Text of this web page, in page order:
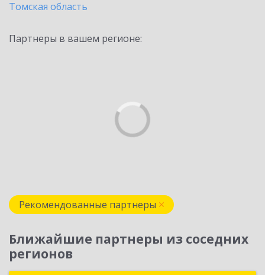
Томская область
Партнеры в вашем регионе:
Рекомендованные партнеры
Ближайшие партнеры из соседних
регионов